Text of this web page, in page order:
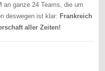
an ganze 24 Teams, die um
deswegen ist klar: Frankreich
aller Zeiten!